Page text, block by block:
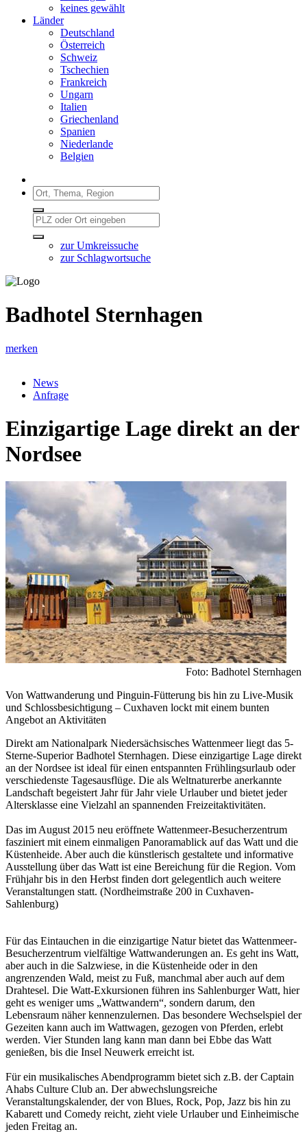
keines gewählt
Länder
Deutschland
Österreich
Schweiz
Tschechien
Frankreich
Ungarn
Italien
Griechenland
Spanien
Niederlande
Belgien
zur Umkreissuche
zur Schlagwortsuche
Badhotel Sternhagen
merken
News
Anfrage
Einzigartige Lage direkt an der
Nordsee
Foto: Badhotel Sternhagen
Von Wattwanderung und Pinguin-Fütterung bis hin zu Live-Musik
und Schlossbesichtigung – Cuxhaven lockt mit einem bunten
Angebot an Aktivitäten
Direkt am Nationalpark Niedersächsisches Wattenmeer liegt das 5-
Sterne-Superior Badhotel Sternhagen. Diese einzigartige Lage direkt
an der Nordsee ist ideal für einen entspannten Frühlingsurlaub oder
verschiedenste Tagesausflüge. Die als Weltnaturerbe anerkannte
Landschaft begeistert Jahr für Jahr viele Urlauber und bietet jeder
Altersklasse eine Vielzahl an spannenden Freizeitaktivitäten.
Das im August 2015 neu eröffnete Wattenmeer-Besucherzentrum
fasziniert mit einem einmaligen Panoramablick auf das Watt und die
Küstenheide. Aber auch die künstlerisch gestaltete und informative
Ausstellung über das Watt ist eine Bereichung für die Region. Vom
Frühjahr bis in den Herbst finden dort gelegentlich auch weitere
Veranstaltungen statt. (Nordheimstraße 200 in Cuxhaven-
Sahlenburg)
Für das Eintauchen in die einzigartige Natur bietet das Wattenmeer-
Besucherzentrum vielfältige Wattwanderungen an. Es geht ins Watt,
aber auch in die Salzwiese, in die Küstenheide oder in den
angrenzenden Wald, meist zu Fuß, manchmal aber auch auf dem
Drahtesel. Die Watt-Exkursionen führen ins Sahlenburger Watt, hier
geht es weniger ums „Wattwandern“, sondern darum, den
Lebensraum näher kennenzulernen. Das besondere Wechselspiel der
Gezeiten kann auch im Wattwagen, gezogen von Pferden, erlebt
werden. Vier Stunden lang kann man dann bei Ebbe das Watt
genießen, bis die Insel Neuwerk erreicht ist.
Für ein musikalisches Abendprogramm bietet sich z.B. der Captain
Ahabs Culture Club an. Der abwechslungsreiche
Veranstaltungskalender, der von Blues, Rock, Pop, Jazz bis hin zu
Kabarett und Comedy reicht, zieht viele Urlauber und Einheimische
jeden Freitag an.